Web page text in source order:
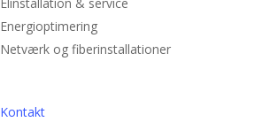
Energioptimering
Netværk og fiberinstallationer
Kontakt